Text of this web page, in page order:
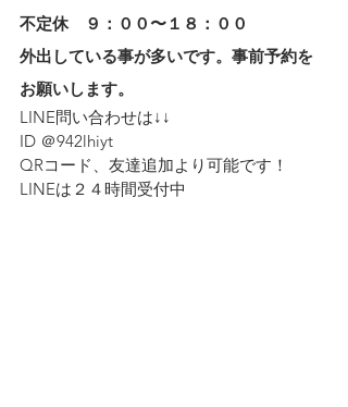
不定休　９：００〜１８：００
外出している事が多いです。事前予約を
お願いします。
LINE問い合わせは↓↓
ID ＠942lhiyt
QRコード、友達追加より可能です！
LINEは２４時間受付中